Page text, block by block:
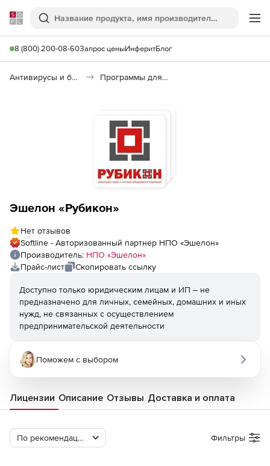
Softline
Поиск
8 (800) 200-08-60Запрос ценыИнферитБлог
Антивирусы и безопасность Программы для защиты информации
Эшелон «Рубикон»
Нет отзывов
Softline - Авторизованный партнер НПО «Эшелон»
Производитель: НПО «Эшелон»
Прайс-лист
Скопировать ссылку
Доступно только юридическим лицам и ИП – не
предназначено для личных, семейных, домашних и иных
нужд, не связанных с осуществлением
предпринимательской деятельности
Поможем с выбором
Лицензии Описание Отзывы Доставка и оплата
По рекомендации Softline Фильтры